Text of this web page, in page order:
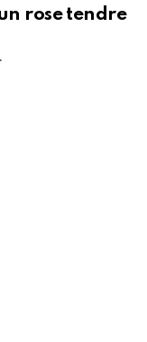
rose tendre